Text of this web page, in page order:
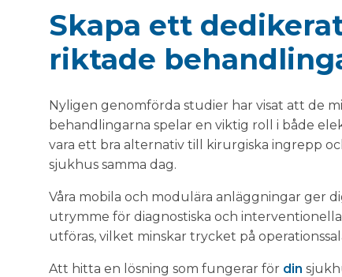
Skapa ett
riktade
Nyligen genomförda studier har visat att de
behandlingarna spelar en viktig roll i både
vara ett bra alternativ till kirurgiska ingrepp
sjukhus samma dag.
Våra mobila och modulära anläggningar ger
utrymme för diagnostiska och
utföras, vilket minskar trycket på
Att hitta en lösning som fungerar för din